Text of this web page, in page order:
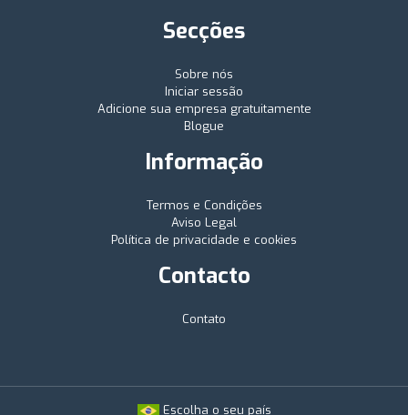
Secções
Sobre nós
Iniciar sessão
Adicione sua empresa gratuitamente
Blogue
Informação
Termos e Condições
Aviso Legal
Política de privacidade e cookies
Contacto
Contato
Escolha o seu país